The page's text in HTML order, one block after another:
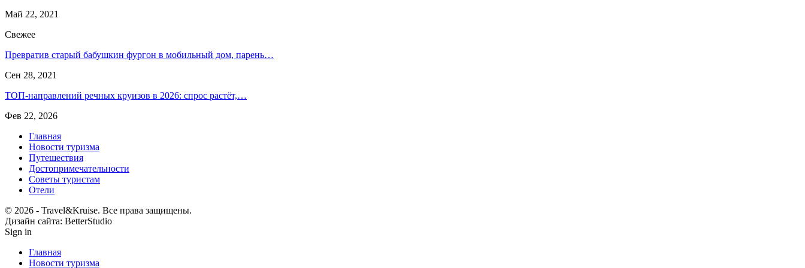
Май 22, 2021
Свежее
Превратив старый бабушкин фургон в мобильный дом, парень…
Сен 28, 2021
ТОП-направлений речных круизов в 2026: спрос растёт,…
Фев 22, 2026
Главная
Новости туризма
Путешествия
Достопримечательности
Советы туристам
Отели
© 2026 - ​​Travel&Kruise. Все права защищены.
Дизайн сайта: BetterStudio
Sign in
Главная
Новости туризма